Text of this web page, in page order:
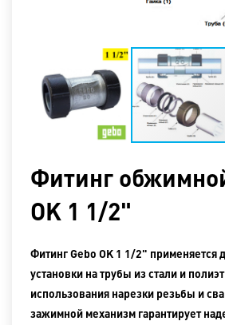
Фитинг
OK 1 1/2"
Фитинг Gebo OK 1 1/2" применяется
установки на трубы из стали и
использования нарезки резьбы и
зажимной механизм гарантирует